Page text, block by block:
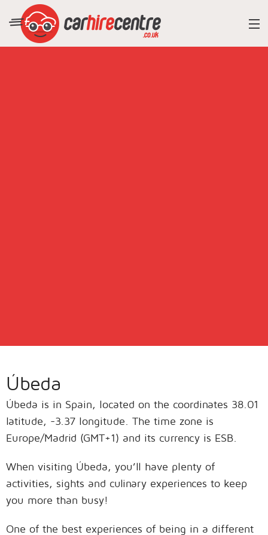
Úbeda
Úbeda is in Spain, located on the coordinates 38.01
latitude, -3.37 longitude. The time zone is
Europe/Madrid (GMT+1) and its currency is ESB.
When visiting Úbeda, you’ll have plenty of
activities, sights and culinary experiences to keep
you more than busy!
One of the best experiences of being in a different